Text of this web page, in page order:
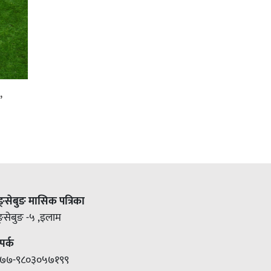
मासिक पत्रिका
-५ ,इलाम
९८०३०५७१९९